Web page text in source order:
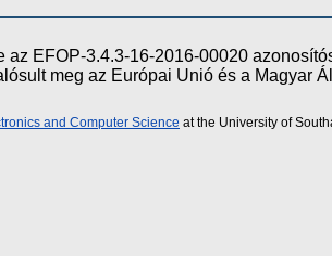
EFOP-3.4.3-16-2016-00020
meg az Európai Unió és a Magyar
and Computer Science at the University of